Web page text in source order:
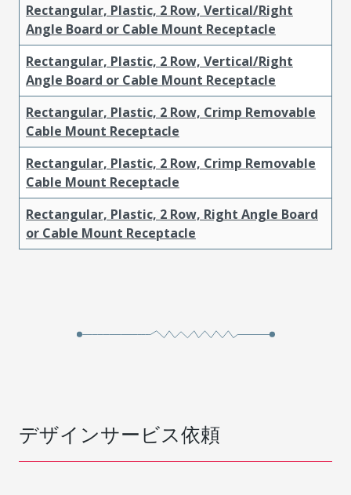
Rectangular, Plastic, 2 Row, Vertical/Right
Angle Board or Cable Mount Receptacle
Rectangular, Plastic, 2 Row, Vertical/Right
Angle Board or Cable Mount Receptacle
Rectangular, Plastic, 2 Row, Crimp Removable
Cable Mount Receptacle
Rectangular, Plastic, 2 Row, Crimp Removable
Cable Mount Receptacle
Rectangular, Plastic, 2 Row, Right Angle Board
or Cable Mount Receptacle
デザインサービス依頼